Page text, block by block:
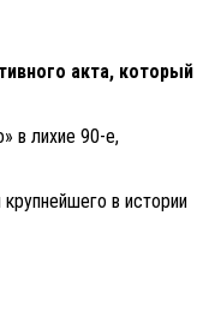
акта, который
в лихие 90-е,
в истории